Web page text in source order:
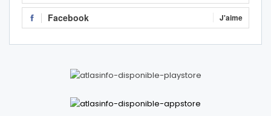
Facebook J'aime